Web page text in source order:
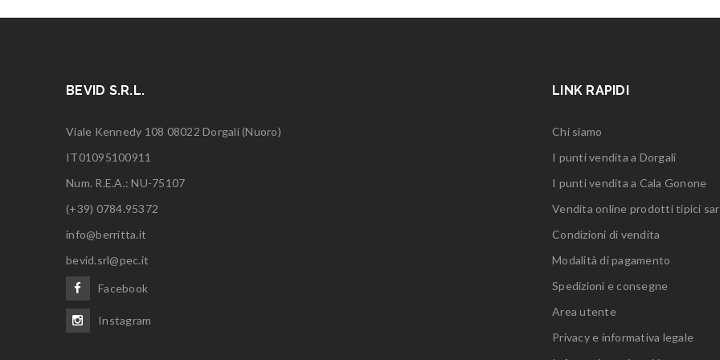
BEVID S.R.L.
Viale Kennedy 108 08022 Dorgali (Nuoro)
IT01095100911
Num. R.E.A.: NU-75107
(+39) 0784.95372
info@berritta.it
bevid.srl@pec.it
Facebook
Instagram
LINK RAPIDI
Chi siamo
I punti vendita a Dorgali
I punti vendita a Cala Gonone
Vendita online prodotti tipici
Condizioni di vendita
Modalità di pagamento
Spedizioni e consegne
Area utente
Privacy e informativa legale